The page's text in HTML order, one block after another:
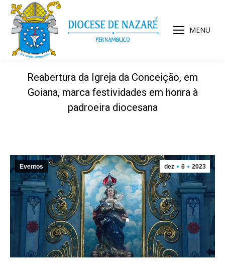
MENU
Reabertura da Igreja da Conceição, em
Goiana, marca festividades em honra à
padroeira diocesana
dez 6 2023
Eventos